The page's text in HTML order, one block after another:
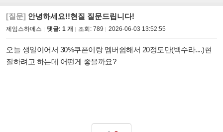
[질문] 안녕하세요!!현질 질문드립니다!
제임스하메스 댓글: 1 개 조회: 789 2026-06-03 13:52:55
오늘 생일이어서 30%쿠폰이랑 멤버쉽해서 20정도만(백수라....)현
질하려고 하는데 어떤게 좋을까요?